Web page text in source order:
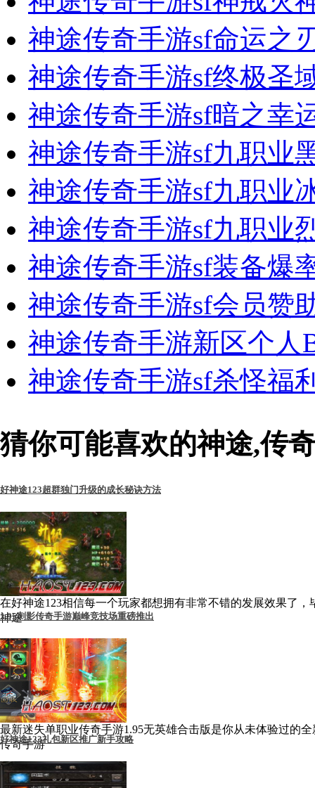
神途传奇手游sf命运之
神途传奇手游sf终极圣
神途传奇手游sf暗之幸
神途传奇手游sf九职业
神途传奇手游sf九职业
神途传奇手游sf九职业
神途传奇手游sf装备爆
神途传奇手游sf会员赞
神途传奇手游新区个人
神途传奇手游sf杀怪福
猜你可能喜欢的神途,传
好神途123超群独门升级的成长秘诀方法
在好神途123相信每一个玩家都想拥有非常不错的发展效果了
神途
1.95刺影传奇手游巅峰竞技场重磅推出
最新迷失单职业传奇手游1.95无英雄合击版是你从未体验过的
传奇手游
好神途123礼包新区推广新手攻略